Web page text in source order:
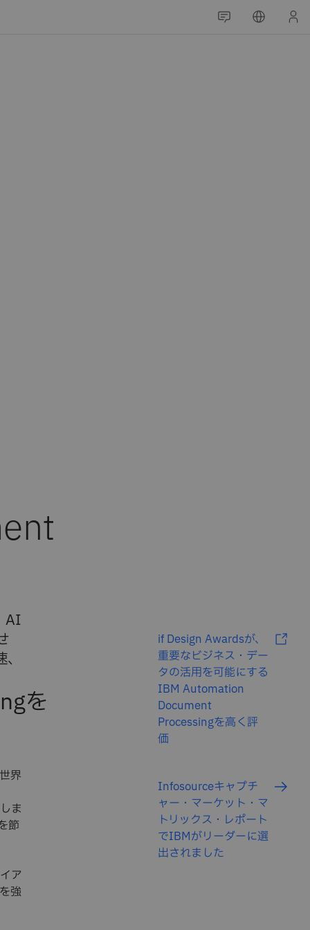
AI
を
界
ま
節
ア
強
if Design Awardsが、
重要なビジネス・デー
タの活用を可能にする
IBM Automation
Document
Processingを高く評
価
Infosourceキャプチ
ャー・マーケット・マ
トリックス・レポート
でIBMがリーダーに選
出されました